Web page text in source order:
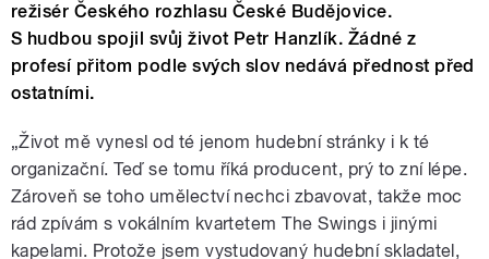
režisér Českého rozhlasu České Budějovice.
S hudbou spojil svůj život Petr Hanzlík. Žádné z
profesí přitom podle svých slov nedává přednost před
ostatními.
„Život mě vynesl od té jenom hudební stránky i k té
organizační. Teď se tomu říká producent, prý to zní lépe.
Zároveň se toho umělectví nechci zbavovat, takže moc
rád zpívám s vokálním kvartetem The Swings i jinými
kapelami. Protože jsem vystudovaný hudební skladatel,